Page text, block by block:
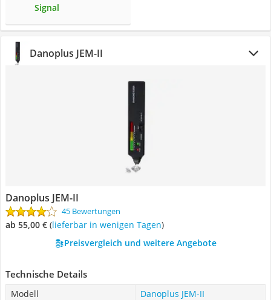
Signal
Danoplus JEM-II
Danoplus JEM-II
45 Bewertungen
ab 55,00 € ( Lieferbar in wenigen Tagen)
Preisvergleich und weitere Angebote
Technische Details
Modell
Danoplus JEM-II